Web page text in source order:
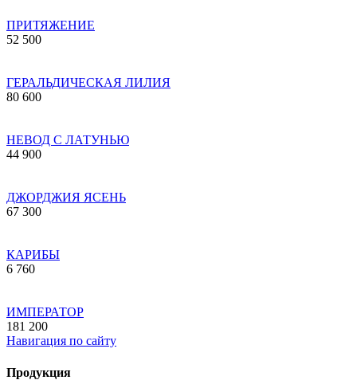
ПРИТЯЖЕНИЕ
52 500
ГЕРАЛЬДИЧЕСКАЯ ЛИЛИЯ
80 600
НЕВОД С ЛАТУНЬЮ
44 900
ДЖОРДЖИЯ ЯСЕНЬ
67 300
КАРИБЫ
6 760
ИМПЕРАТОР
181 200
Навигация по сайту
Продукция